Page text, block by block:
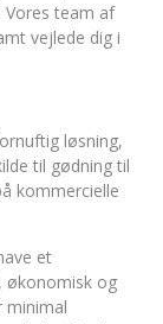
Vores team af
vejlede dig i
løsning,
til gødning til
kommercielle
et
økonomisk og
minimal